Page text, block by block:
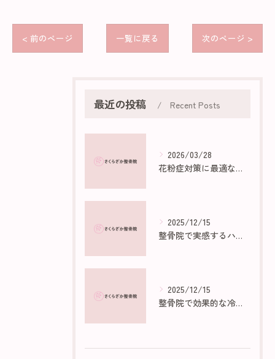
< 前のページ 一覧に戻る 次のページ >
最近の投稿 Recent Posts
2026/03/28
花粉症対策に最適な部屋作りのポイント
2025/12/15
整骨院で実感するハイボルトの効果と仕組み
2025/12/15
整骨院で効果的な冷え性マッサージ法